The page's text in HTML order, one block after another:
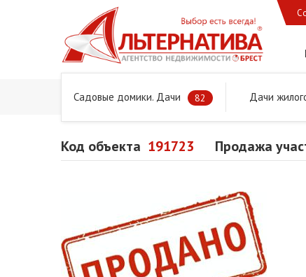
Садовые домики. Дачи 82 Дачи
Главная Предложения Дачи, садовые домики и
Код объекта 191723 Продажа